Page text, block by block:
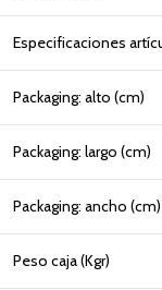
Especificaciones
Packaging: alto (cm)
Packaging: largo (cm)
Packaging: ancho (cm)
Peso caja (Kgr)